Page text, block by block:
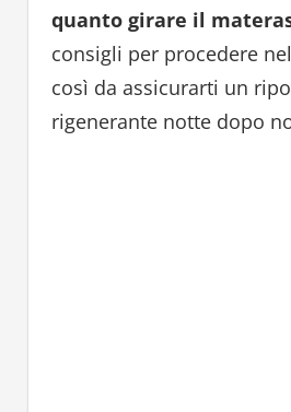
quanto girare il
consigli per procedere
così da assicurarti un
rigenerante notte dopo